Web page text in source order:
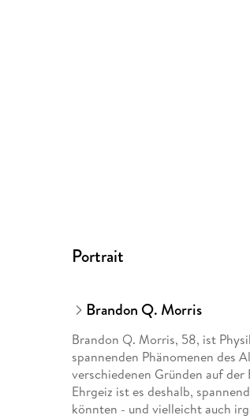
Portrait
Brandon Q. Morris
Brandon Q. Morris, 58, ist
spannenden Phänomenen des
verschiedenen Gründen auf der
Ehrgeiz ist es deshalb,
könnten - und vielleicht auch